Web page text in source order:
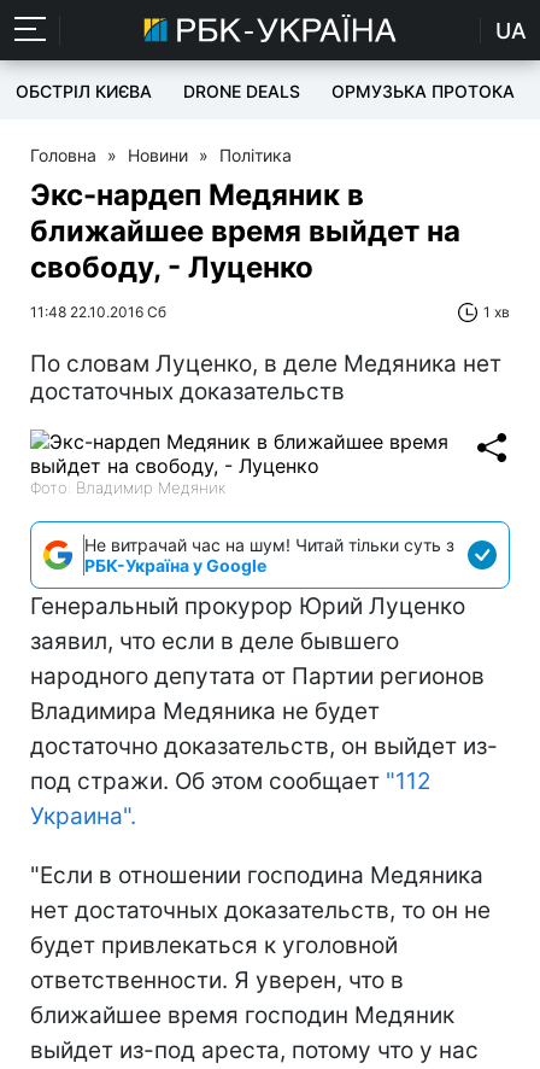
UA
ОБСТРІЛ КИЄВА DRONE DEALS ОРМУЗЬКА ПРОТОКА
Головна » Новини » Політика
Экс-нардеп Медяник в
ближайшее время выйдет на
свободу, - Луценко
11:48 22.10.2016 Сб 1 хв
По словам Луценко, в деле Медяника нет
достаточных доказательств
Фото: Владимир Медяник
Не витрачай час на шум! Читай тільки суть з
РБК-Україна у Google
Генеральный прокурор Юрий Луценко
заявил, что если в деле бывшего
народного депутата от Партии регионов
Владимира Медяника не будет
достаточно доказательств, он выйдет из-
под стражи. Об этом сообщает "112
Украина".
"Если в отношении господина Медяника
нет достаточных доказательств, то он не
будет привлекаться к уголовной
ответственности. Я уверен, что в
ближайшее время господин Медяник
выйдет из-под ареста, потому что у нас